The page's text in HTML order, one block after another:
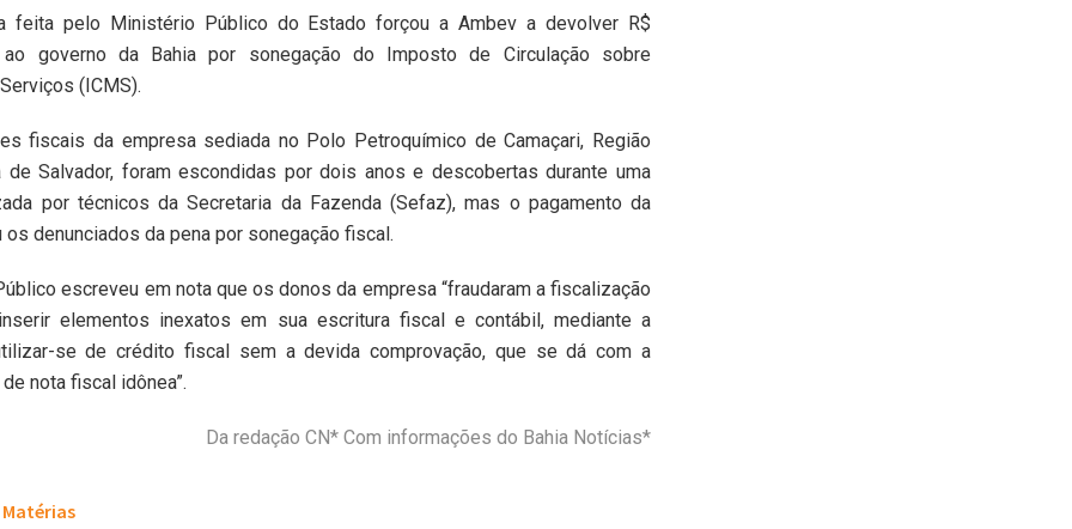
feita pelo Ministério Público do Estado forçou a Ambev a devolver R$
ao governo da Bahia por sonegação do Imposto de Circulação sobre
(ICMS).
fiscais da empresa sediada no Polo Petroquímico de Camaçari, Região
de Salvador, foram escondidas por dois anos e descobertas durante uma
por técnicos da Secretaria da Fazenda (Sefaz), mas o pagamento da
denunciados da pena por sonegação fiscal.
escreveu em nota que os donos da empresa “fraudaram a fiscalização
elementos inexatos em sua escritura fiscal e contábil, mediante a
se de crédito fiscal sem a devida comprovação, que se dá com a
nota fiscal idônea”.
Da redação CN* Com informações do Bahia Notícias*
Matérias